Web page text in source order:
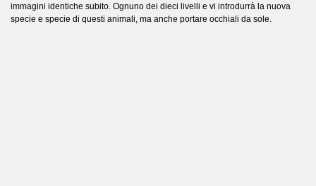
immagini identiche subito. Ognuno dei dieci livelli e vi introdurrà la nuova
specie e specie di questi animali, ma anche portare occhiali da sole.